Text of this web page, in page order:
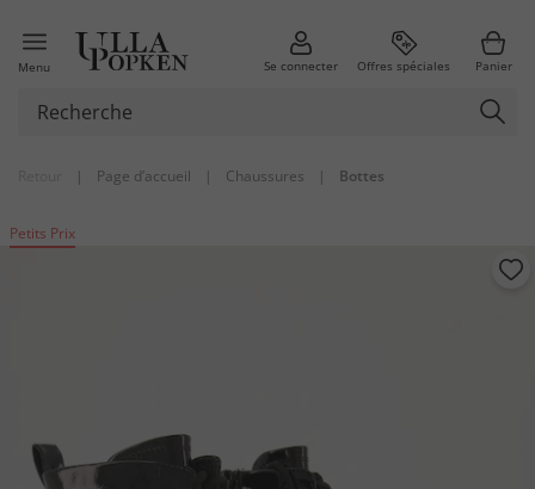
Menu Se connecter Offres spéciales Panier
| Page d’accueil | Chaussures | Bottes
Petits Prix